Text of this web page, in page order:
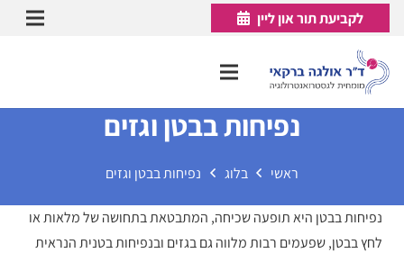
לקביעת תור און ליין
נפיחות בבטן וגזים
ראשי בלוג נפיחות בבטן וגזים
נפיחות בבטן היא תופעה שכיחה, המתבטאת בתחושה של מלאות או
לחץ בבטן, שפעמים רבות מלווה גם בגזים ובנפיחות בטנית הנראית